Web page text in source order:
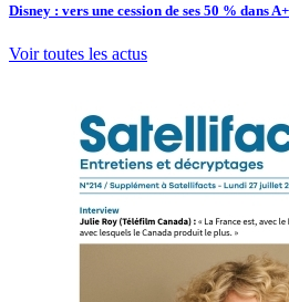
Disney : vers une cession de ses 50 % dans
Voir toutes les actus